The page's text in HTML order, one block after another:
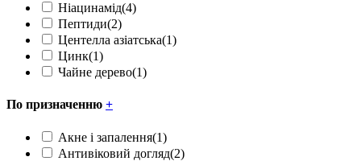
Ніацинамід(4)
Пептиди(2)
Центелла азіатська(1)
Цинк(1)
Чайне дерево(1)
По призначенню +
Акне і запалення(1)
Антивіковий догляд(2)